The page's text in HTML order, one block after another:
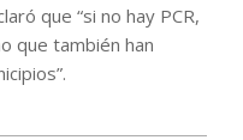
que “si no hay PCR,
que también han